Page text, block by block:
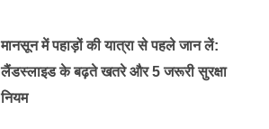
मानसून में पहाड़ों की यात्रा से पहले जान लें:
लैंडस्लाइड के बढ़ते खतरे और 5 जरूरी सुरक्षा
नियम